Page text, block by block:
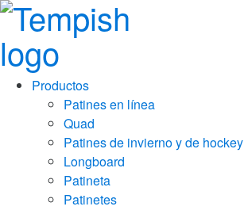
Productos
Patines en línea
Quad
Patines de invierno y de hockey
Longboard
Patineta
Patinetes